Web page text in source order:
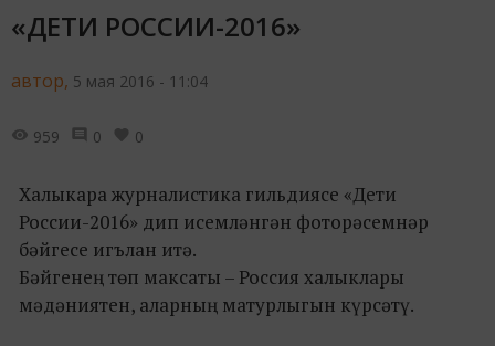
«ДЕТИ РОССИИ-2016»
автор, 5 мая 2016 - 11:04
959 0 0
Халыкара журналистика гильдиясе «Дети
России-2016» дип исемләнгән фоторәсемнәр
бәйгесе игълан итә.
Бәйгенең төп максаты – Россия халыклары
мәдәниятен, аларның матурлыгын күрсәтү.